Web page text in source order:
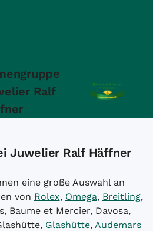
Ralf
Juwelier Ralf Häffner
eine große Auswahl an
von Rolex, Omega, Breitling,
Baume et Mercier, Davosa,
Glashütte, Audemars